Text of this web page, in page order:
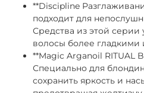
**Discipline
подходит для
Средства из этой серии
волосы более
**Magic Arganoil RITUAL
Специально для
сохранить яркость и